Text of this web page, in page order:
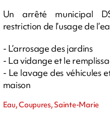
Un arrêté municipal
restriction de l’usage de
- L’arrosage des jardins
- La vidange et le
- Le lavage des véhicules
maison
Eau, Coupures, Sainte-Marie